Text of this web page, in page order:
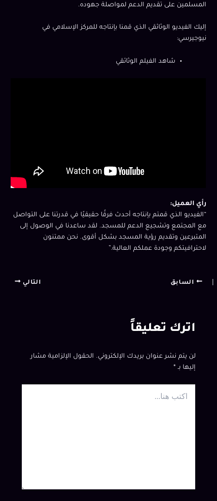
المسلمين على تقديم الدعم لمواصلة جهوده.
إليك الفيديو الوثائقي الذي قمنا بإنتاجه للمركز الإسلامي في
نيوجيرسي:
شاهد الفيلم الوثائقي
رأي العميل:
“الفيديو الذي قمتم بإنتاجه أحدث فرقًا حقيقيًا في قدرتنا على التواصل
مع المجتمع وتشجيع الدعم للمسجد. لقد ساعدنا في الوصول إلى
المتبرعين وتقديم رؤية المسجد بشكل أقوى. نحن ممتنون
لاحترافيتكم وجودة عملكم العالية.”
السابق التالي
اترك تعليقاً
لن يتم نشر عنوان بريدك الإلكتروني. الحقول الإلزامية مشار
إليها بـ*
هنا...